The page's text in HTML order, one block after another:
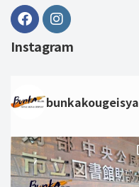
Instagram
bunkakougeisya